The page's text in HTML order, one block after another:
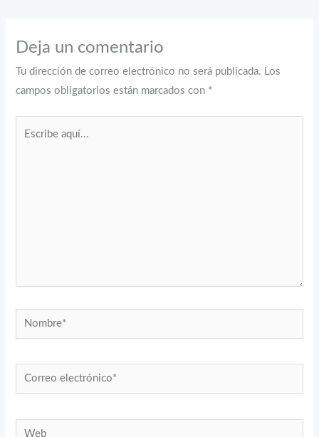
Deja un comentario
Tu dirección de correo electrónico no será publicada. Los
campos obligatorios están marcados con *
Nombre*
Correo
electrónico*
Web